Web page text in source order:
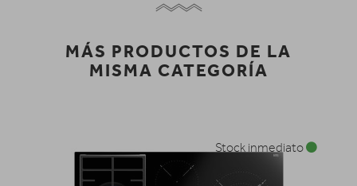
MÁS PRODUCTOS DE LA
MISMA CATEGORÍA
Stock inmediato